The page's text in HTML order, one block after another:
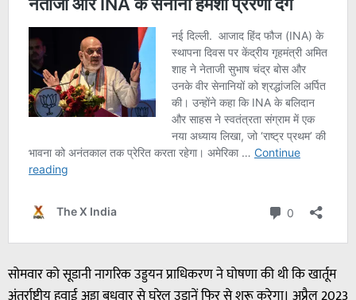
सोमवार को सूडानी नागरिक उड्डयन प्राधिकरण ने घोषणा की थी कि खार्तूम